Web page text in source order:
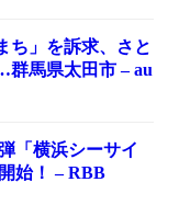
ち」を訴求、さと
馬県太田市 – au
「横浜シーサイ
始！ – RBB